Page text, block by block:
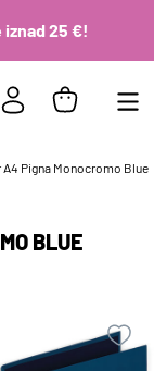
iznad 25 €!
Pigna Monocromo Blue
BLUE